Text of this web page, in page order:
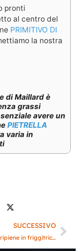
pronti
al centro del
PRIMITIVO DI
la nostra
di Maillard è
grassi
avere un
PIETRELLA
varia in
SUCCESSIVO
Polpette ripiene in friggitrice ad aria